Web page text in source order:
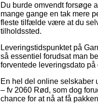
Du burde omvendt forsøge
mange gange en tak mere
fleste tilfælde være at du
tilholdssted.
Leveringstidspunktet på
så essentiel forudsat man
forventede leveringsdato
En hel del online selskaber
– fv 2060 Rød, som dog
chance for at nå at få